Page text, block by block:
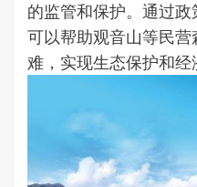
的监管和保护。通过
可以帮助观音山等民
难，实现生态保护和经